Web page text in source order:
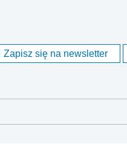
Zapisz się na newsletter